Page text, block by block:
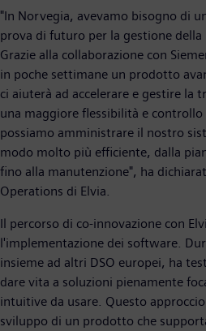
"In Norvegia, avevamo bisogno di
prova di futuro per la gestione
Grazie alla collaborazione con
in poche settimane un prodotto
ci aiuterà ad accelerare e gestire la
una maggiore flessibilità e
possiamo amministrare il nostro
modo molto più efficiente, dalla
fino alla manutenzione", ha
Operations di Elvia.
Il percorso di co-innovazione con
l'implementazione dei software.
insieme ad altri DSO europei, ha
dare vita a soluzioni pienamente
intuitive da usare. Questo
sviluppo di un prodotto che